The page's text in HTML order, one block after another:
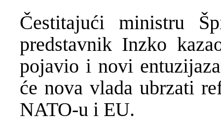
Čestitajući ministru
predstavnik Inzko
pojavio i novi
će nova vlada ubrzati
NATO-u i EU.